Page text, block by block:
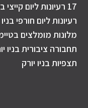
17 רעיונות ליום קייצי בניו יורק
רעיונות ליום חורפי
מלונות מומלצים
תחבורה ציבורית בניו
תצפיות בניו יורק